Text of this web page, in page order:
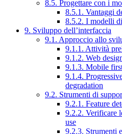
8.5. Progettare con i
8.5.1. Vantaggi
8.5.2. I modelli
9. Sviluppo dell’interfaccia
9.1. Approccio allo
9.1.1. Attività
9.1.2. Web
9.1.3. Mobile
9.1.4.
degradation
9.2. Strumenti di
9.2.1. Feature
9.2.2. Verificare
use
9.2.3. Strumenti